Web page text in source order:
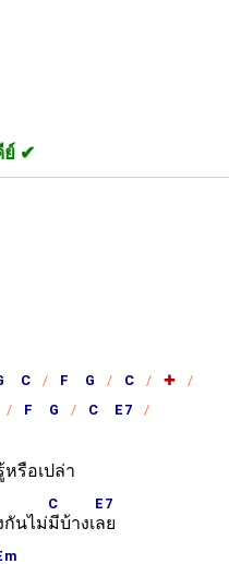
ย์
C F G C
✚
F G C E7
หรือเปล่า
กันไม่
C
มีบ้างเ
E7
ลย